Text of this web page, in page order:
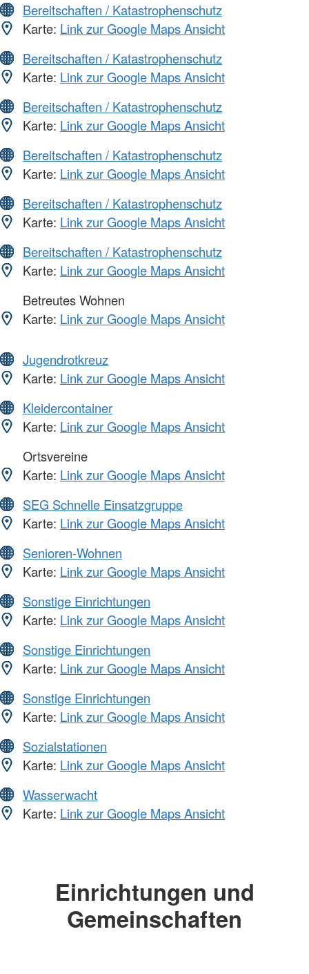
Bereitschaften / Katastrophenschutz
Karte: Link zur Google Maps Ansicht
Bereitschaften / Katastrophenschutz
Karte: Link zur Google Maps Ansicht
Bereitschaften / Katastrophenschutz
Karte: Link zur Google Maps Ansicht
Bereitschaften / Katastrophenschutz
Karte: Link zur Google Maps Ansicht
Bereitschaften / Katastrophenschutz
Karte: Link zur Google Maps Ansicht
Bereitschaften / Katastrophenschutz
Karte: Link zur Google Maps Ansicht
Betreutes Wohnen
Karte: Link zur Google Maps Ansicht
Jugendrotkreuz
Karte: Link zur Google Maps Ansicht
Kleidercontainer
Karte: Link zur Google Maps Ansicht
Ortsvereine
Karte: Link zur Google Maps Ansicht
SEG Schnelle Einsatzgruppe
Karte: Link zur Google Maps Ansicht
Senioren-Wohnen
Karte: Link zur Google Maps Ansicht
Sonstige Einrichtungen
Karte: Link zur Google Maps Ansicht
Sonstige Einrichtungen
Karte: Link zur Google Maps Ansicht
Sonstige Einrichtungen
Karte: Link zur Google Maps Ansicht
Sozialstationen
Karte: Link zur Google Maps Ansicht
Wasserwacht
Karte: Link zur Google Maps Ansicht
Einrichtungen und
Gemeinschaften